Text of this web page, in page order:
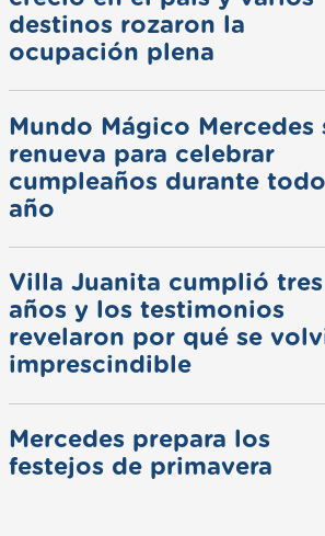
destinos rozaron la
ocupación plena
Mundo Mágico Mercedes
renueva para celebrar
cumpleaños durante todo
año
Villa Juanita cumplió tres
años y los testimonios
revelaron por qué se
imprescindible
Mercedes prepara los
festejos de primavera